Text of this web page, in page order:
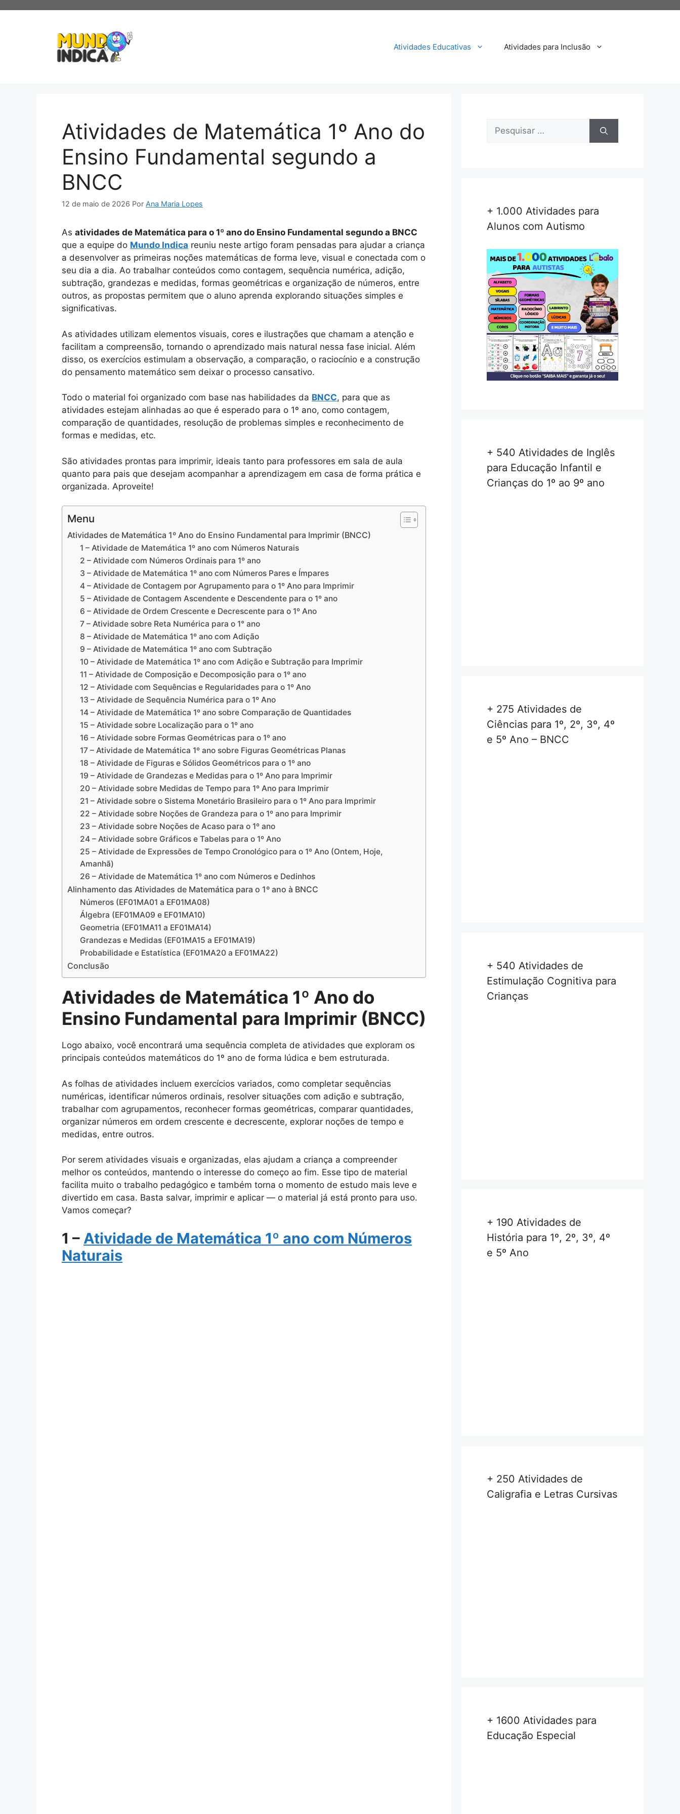
Atividades Educativas Atividades para Inclusão
Atividades de Matemática 1º Ano do
Ensino Fundamental segundo a
BNCC
12 de maio de 2026 Por Ana Maria Lopes
As atividades de Matemática para o 1º ano do Ensino Fundamental segundo a BNCC
que a equipe do Mundo Indica reuniu neste artigo foram pensadas para ajudar a criança
a desenvolver as primeiras noções matemáticas de forma leve, visual e conectada com o
seu dia a dia. Ao trabalhar conteúdos como contagem, sequência numérica, adição,
subtração, grandezas e medidas, formas geométricas e organização de números, entre
outros, as propostas permitem que o aluno aprenda explorando situações simples e
significativas.
As atividades utilizam elementos visuais, cores e ilustrações que chamam a atenção e
facilitam a compreensão, tornando o aprendizado mais natural nessa fase inicial. Além
disso, os exercícios estimulam a observação, a comparação, o raciocínio e a construção
do pensamento matemático sem deixar o processo cansativo.
Todo o material foi organizado com base nas habilidades da BNCC, para que as
atividades estejam alinhadas ao que é esperado para o 1º ano, como contagem,
comparação de quantidades, resolução de problemas simples e reconhecimento de
formas e medidas, etc.
São atividades prontas para imprimir, ideais tanto para professores em sala de aula
quanto para pais que desejam acompanhar a aprendizagem em casa de forma prática e
organizada. Aproveite!
Menu
Atividades de Matemática 1º Ano do Ensino Fundamental para Imprimir (BNCC)
1 – Atividade de Matemática 1º ano com Números Naturais
2 – Atividade com Números Ordinais para 1º ano
3 – Atividade de Matemática 1º ano com Números Pares e Ímpares
4 – Atividade de Contagem por Agrupamento para o 1º Ano para Imprimir
5 – Atividade de Contagem Ascendente e Descendente para o 1º ano
6 – Atividade de Ordem Crescente e Decrescente para o 1º Ano
7 – Atividade sobre Reta Numérica para o 1° ano
8 – Atividade de Matemática 1º ano com Adição
9 – Atividade de Matemática 1º ano com Subtração
10 – Atividade de Matemática 1º ano com Adição e Subtração para Imprimir
11 – Atividade de Composição e Decomposição para o 1º ano
12 – Atividade com Sequências e Regularidades para o 1º Ano
13 – Atividade de Sequência Numérica para o 1º Ano
14 – Atividade de Matemática 1º ano sobre Comparação de Quantidades
15 – Atividade sobre Localização para o 1º ano
16 – Atividade sobre Formas Geométricas para o 1º ano
17 – Atividade de Matemática 1º ano sobre Figuras Geométricas Planas
18 – Atividade de Figuras e Sólidos Geométricos para o 1º ano
19 – Atividade de Grandezas e Medidas para o 1º Ano para Imprimir
20 – Atividade sobre Medidas de Tempo para 1º Ano para Imprimir
21 – Atividade sobre o Sistema Monetário Brasileiro para o 1º Ano para Imprimir
22 – Atividade sobre Noções de Grandeza para o 1º ano para Imprimir
23 – Atividade sobre Noções de Acaso para o 1º ano
24 – Atividade sobre Gráficos e Tabelas para o 1º Ano
25 – Atividade de Expressões de Tempo Cronológico para o 1º Ano (Ontem, Hoje,
Amanhã)
26 – Atividade de Matemática 1º ano com Números e Dedinhos
Alinhamento das Atividades de Matemática para o 1º ano à BNCC
Números (EF01MA01 a EF01MA08)
Álgebra (EF01MA09 e EF01MA10)
Geometria (EF01MA11 a EF01MA14)
Grandezas e Medidas (EF01MA15 a EF01MA19)
Probabilidade e Estatística (EF01MA20 a EF01MA22)
Conclusão
Atividades de Matemática 1º Ano do
Ensino Fundamental para Imprimir (BNCC)
Logo abaixo, você encontrará uma sequência completa de atividades que exploram os
principais conteúdos matemáticos do 1º ano de forma lúdica e bem estruturada.
As folhas de atividades incluem exercícios variados, como completar sequências
numéricas, identificar números ordinais, resolver situações com adição e subtração,
trabalhar com agrupamentos, reconhecer formas geométricas, comparar quantidades,
organizar números em ordem crescente e decrescente, explorar noções de tempo e
medidas, entre outros.
Por serem atividades visuais e organizadas, elas ajudam a criança a compreender
melhor os conteúdos, mantendo o interesse do começo ao fim. Esse tipo de material
facilita muito o trabalho pedagógico e também torna o momento de estudo mais leve e
divertido em casa. Basta salvar, imprimir e aplicar — o material já está pronto para uso.
Vamos começar?
1 – Atividade de Matemática 1º ano com Números
Naturais
Pesquisar
+ 1.000 Atividades para
Alunos com Autismo
+ 540 Atividades de Inglês
para Educação Infantil e
Crianças do 1º ao 9º ano
+ 275 Atividades de
Ciências para 1º, 2º, 3º, 4º
e 5º Ano – BNCC
+ 540 Atividades de
Estimulação Cognitiva para
Crianças
+ 190 Atividades de
História para 1º, 2º, 3º, 4º
e 5º Ano
+ 250 Atividades de
Caligrafia e Letras Cursivas
+ 1600 Atividades para
Educação Especial